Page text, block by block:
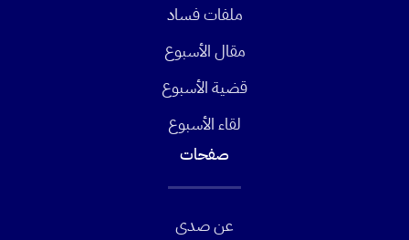
ملفات فساد
مقال الأسبوع
قضية الأسبوع
لقاء الأسبوع
صفحات
عن صدى